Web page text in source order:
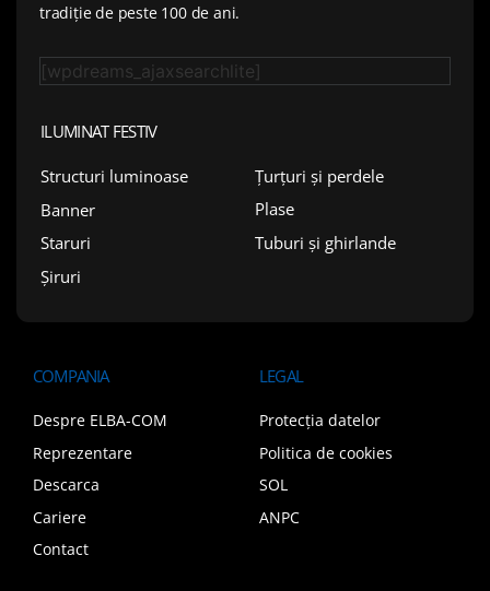
tradiție de peste 100 de ani.
[wpdreams_ajaxsearchlite]
ILUMINAT FESTIV
Structuri luminoase
Banner
Staruri
Șiruri
Țurțuri și perdele
Plase
Tuburi și ghirlande
COMPANIA
Despre ELBA-COM
Reprezentare
Descarca
Cariere
Contact
LEGAL
Protecția datelor
Politica de cookies
SOL
ANPC